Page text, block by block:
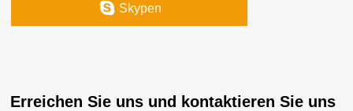
Skypen
Erreichen Sie uns und kontaktieren Sie uns